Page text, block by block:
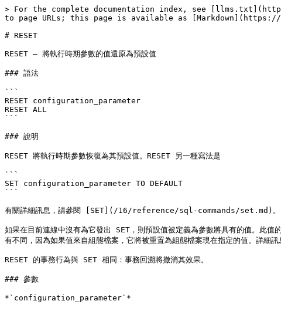
> For the complete documentation index, see
to page URLs; this page is available as [Markdown](https://
# RESET
RESET — 將執行時期參數的值還原為預設值
### 語法
```
RESET configuration_parameter
RESET ALL
```
### 說明
RESET 將執行時期參數恢復為其預設值。RESET 另一種寫法是
```
SET configuration_parameter TO DEFAULT
```
有關詳細訊息，請參閱 [SET](/16/reference/sql-commands/set.md)。
如果在目前連線中沒有為它發出 SET，則預設值被定義為參數將具有的值。此
有不同，因為如果值來自組態檔案，它將被重置為組態檔案現在指定
RESET 的事務行為與 SET 相同：事務回溯將撤消其效果。
### 參數
*`configuration_parameter`*